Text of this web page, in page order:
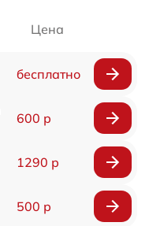
Цена
бесплатно
600 р
1290 р
500 р